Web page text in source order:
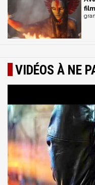
VIDÉOS À NE